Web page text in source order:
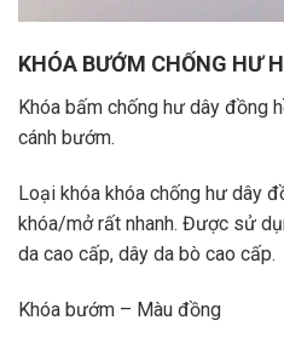
KHÓA BƯỚM CHỐNG HƯ
Khóa bấm chống hư dây đồng
cánh bướm.
Loại khóa khóa chống hư dây
khóa/mở rất nhanh. Được sử
da cao cấp, dây da bò cao cấp.
Khóa bướm – Màu đồng